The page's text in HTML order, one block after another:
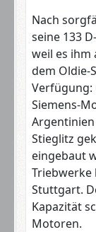
Nach
seine 133
weil es ihm
dem Oldie-
Siemens-
Stieglitz
eingebaut
Triebwerke
Stuttgart.
Kapazität
Motoren.